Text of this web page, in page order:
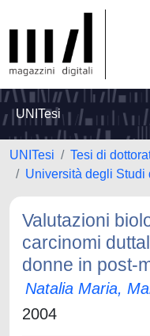
UNITesi
UNITesi
Tesi di
Università degli Studi
Valutazioni
carcinomi
donne in post-
Natalia Maria,
2004